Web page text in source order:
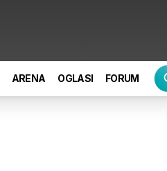
ARENA OGLASI FORUM